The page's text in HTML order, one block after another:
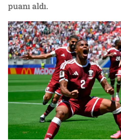
puanı aldı.